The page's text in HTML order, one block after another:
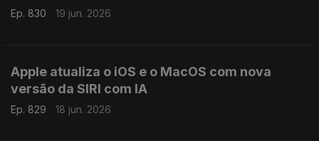
Ep. 830 19 jun. 2026
Apple atualiza o iOS e o MacOS com nova
versão da SIRI com IA
Ep. 829 18 jun. 2026